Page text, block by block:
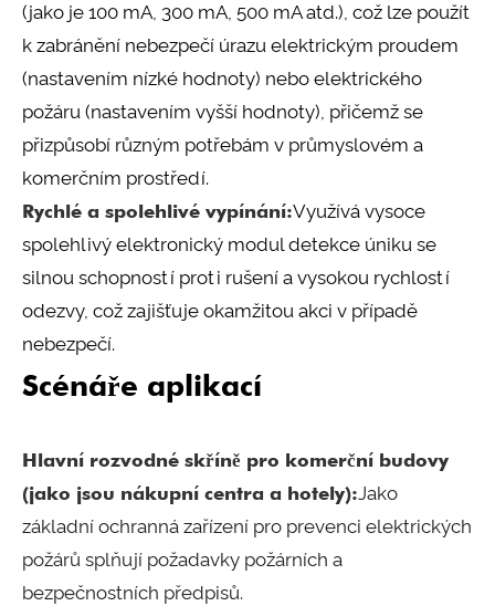
(jako je 100 mA, 300 mA, 500 mA atd.), což lze použít
k zabránění nebezpečí úrazu elektrickým proudem
(nastavením nízké hodnoty) nebo elektrického
požáru (nastavením vyšší hodnoty), přičemž se
přizpůsobí různým potřebám v průmyslovém a
komerčním prostředí.
Rychlé a spolehlivé vypínání:Využívá vysoce
spolehlivý elektronický modul detekce úniku se
silnou schopností proti rušení a vysokou rychlostí
odezvy, což zajišťuje okamžitou akci v případě
nebezpečí.
Scénáře aplikací
Hlavní rozvodné skříně pro komerční budovy
(jako jsou nákupní centra a hotely):Jako
základní ochranná zařízení pro prevenci elektrických
požárů splňují požadavky požárních a
bezpečnostních předpisů.